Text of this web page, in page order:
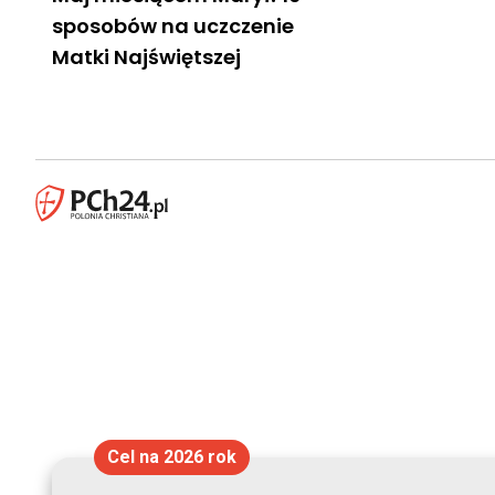
sposobów na uczczenie
Matki Najświętszej
Cel na 2026 rok